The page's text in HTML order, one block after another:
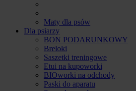
Maty dla psów
Dla psiarzy
BON PODARUNKOWY
Breloki
Saszetki treningowe
Etui na kupoworki
BIOworki na odchody
Paski do aparatu